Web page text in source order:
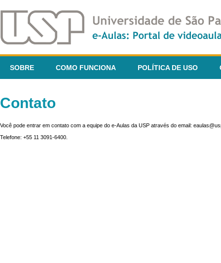
SOBRE COMO FUNCIONA POLÍTICA DE USO
Contato
Você pode entrar em contato com a equipe do e-Aulas da USP através do email:
Telefone: +55 11 3091-6400.